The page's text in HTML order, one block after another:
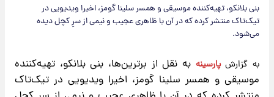
بنی بلانکو، تهیه‌کننده موسیقی و همسر سلینا گومز، اخیرا ویدیویی در
تیک‌تاک منتشر کرده که در آن با ظاهری عجیب و نیمی از سرِ کچل دیده
می‌شود.
به گزارش پارسینه به نقل از برترین‌ها، بنی بلانکو، تهیه‌کننده
موسیقی و همسر سلینا گومز، اخیرا ویدیویی در تیک‌تاک